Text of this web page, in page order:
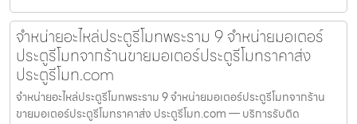
จำหน่ายอะไหล่ประตูรีโมทพระราม 9 จำหน่ายมอเตอร์
ประตูรีโมทจากร้านขายมอเตอร์ประตูรีโมทราคาส่ง
ประตูรีโมท.com
จำหน่ายอะไหล่ประตูรีโมทพระราม 9 จำหน่ายมอเตอร์ประตูรีโมทจากร้าน
ขายมอเตอร์ประตูรีโมทราคาส่ง ประตูรีโมท.com — บริการรับติด